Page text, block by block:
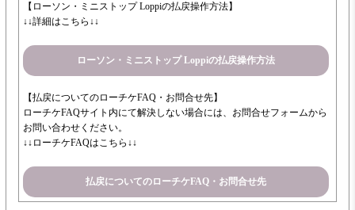
【ローソン・ミニストップ Loppiの払戻操作方法】
↓↓詳細はこちら↓↓
ローソン・ミニストップ Loppiの払戻操作方法
【払戻についてのローチケFAQ・お問合せ先】
ローチケFAQサイト内にて解決しない場合には、お問合せフォームから
お問い合わせください。
↓↓ローチケFAQはこちら↓↓
払戻についてのローチケFAQ・お問合せ先